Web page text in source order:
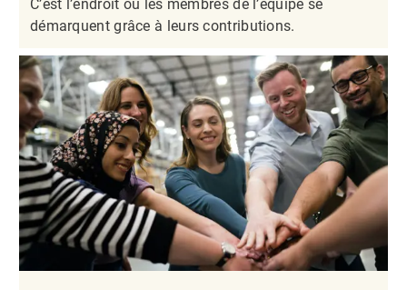
C’est l’endroit où les membres de l’équipe se
démarquent grâce à leurs contributions.​​​​​​​